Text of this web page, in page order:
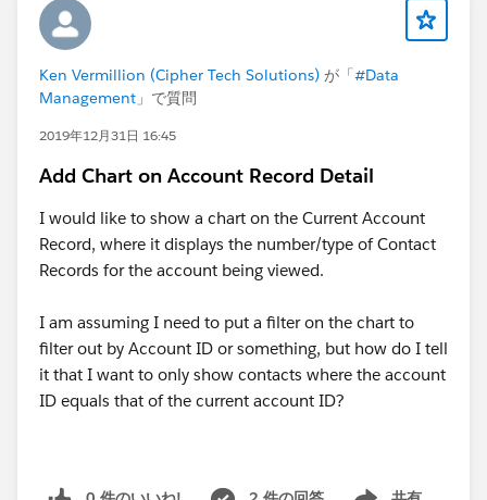
Ken Vermillion (Cipher Tech Solutions) が「#Data
Management 」で質問
2019年12月31日 16:45
Add Chart on Account Record Detail
I would like to show a chart on the Current Account
Record, where it displays the number/type of Contact
Records for the account being viewed.
I am assuming I need to put a filter on the chart to
filter out by Account ID or something, but how do I tell
it that I want to only show contacts where the account
ID equals that of the current account ID?